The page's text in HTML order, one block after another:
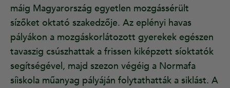
máig Magyarország egyetlen mozgássérült
sízőket oktató szakedzője. Az eplényi havas
pályákon a mozgáskorlátozott gyerekek egészen
tavaszig csúszhattak a frissen kiképzett síoktatók
segítségével, majd szezon végéig a Normafa
síiskola műanyag pályáján folytathatták a siklást. A